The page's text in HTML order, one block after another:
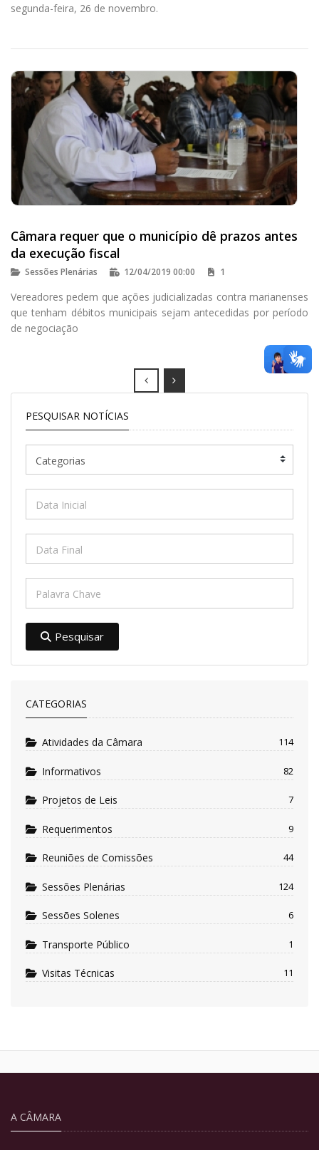
segunda-feira, 26 de novembro.
Câmara requer que o município dê prazos antes
da execução fiscal
Sessões Plenárias 12/04/2019 00:00 1
Vereadores pedem que ações judicializadas contra marianenses
que tenham débitos municipais sejam antecedidas por período
de negociação
Prev Next
PESQUISAR NOTÍCIAS
Pesquisar
CATEGORIAS
Atividades da Câmara 114
Informativos 82
Projetos de Leis 7
Requerimentos 9
Reuniões de Comissões 44
Sessões Plenárias 124
Sessões Solenes 6
Transporte Público 1
Visitas Técnicas 11
A CÂMARA